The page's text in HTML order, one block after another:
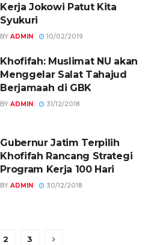
Kerja Jokowi Patut Kita
Syukuri
BY ADMIN 10/02/2019
Khofifah: Muslimat NU akan
Menggelar Salat Tahajud
Berjamaah di GBK
BY ADMIN 31/12/2018
Gubernur Jatim Terpilih
Khofifah Rancang Strategi
Program Kerja 100 Hari
BY ADMIN 30/12/2018
2 3